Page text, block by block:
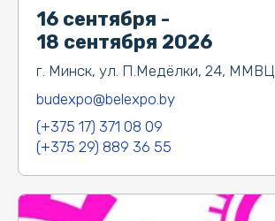
16 сентября -
18 сентября 2026
г. Минск, ул. П.Медёлки, 24, ММВЦ
budexpo@belexpo.by
(+375 17) 371 08 09
(+375 29) 889 36 55